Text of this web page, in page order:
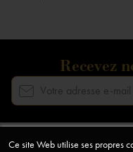
Recevez
Ce site Web utilise ses propres